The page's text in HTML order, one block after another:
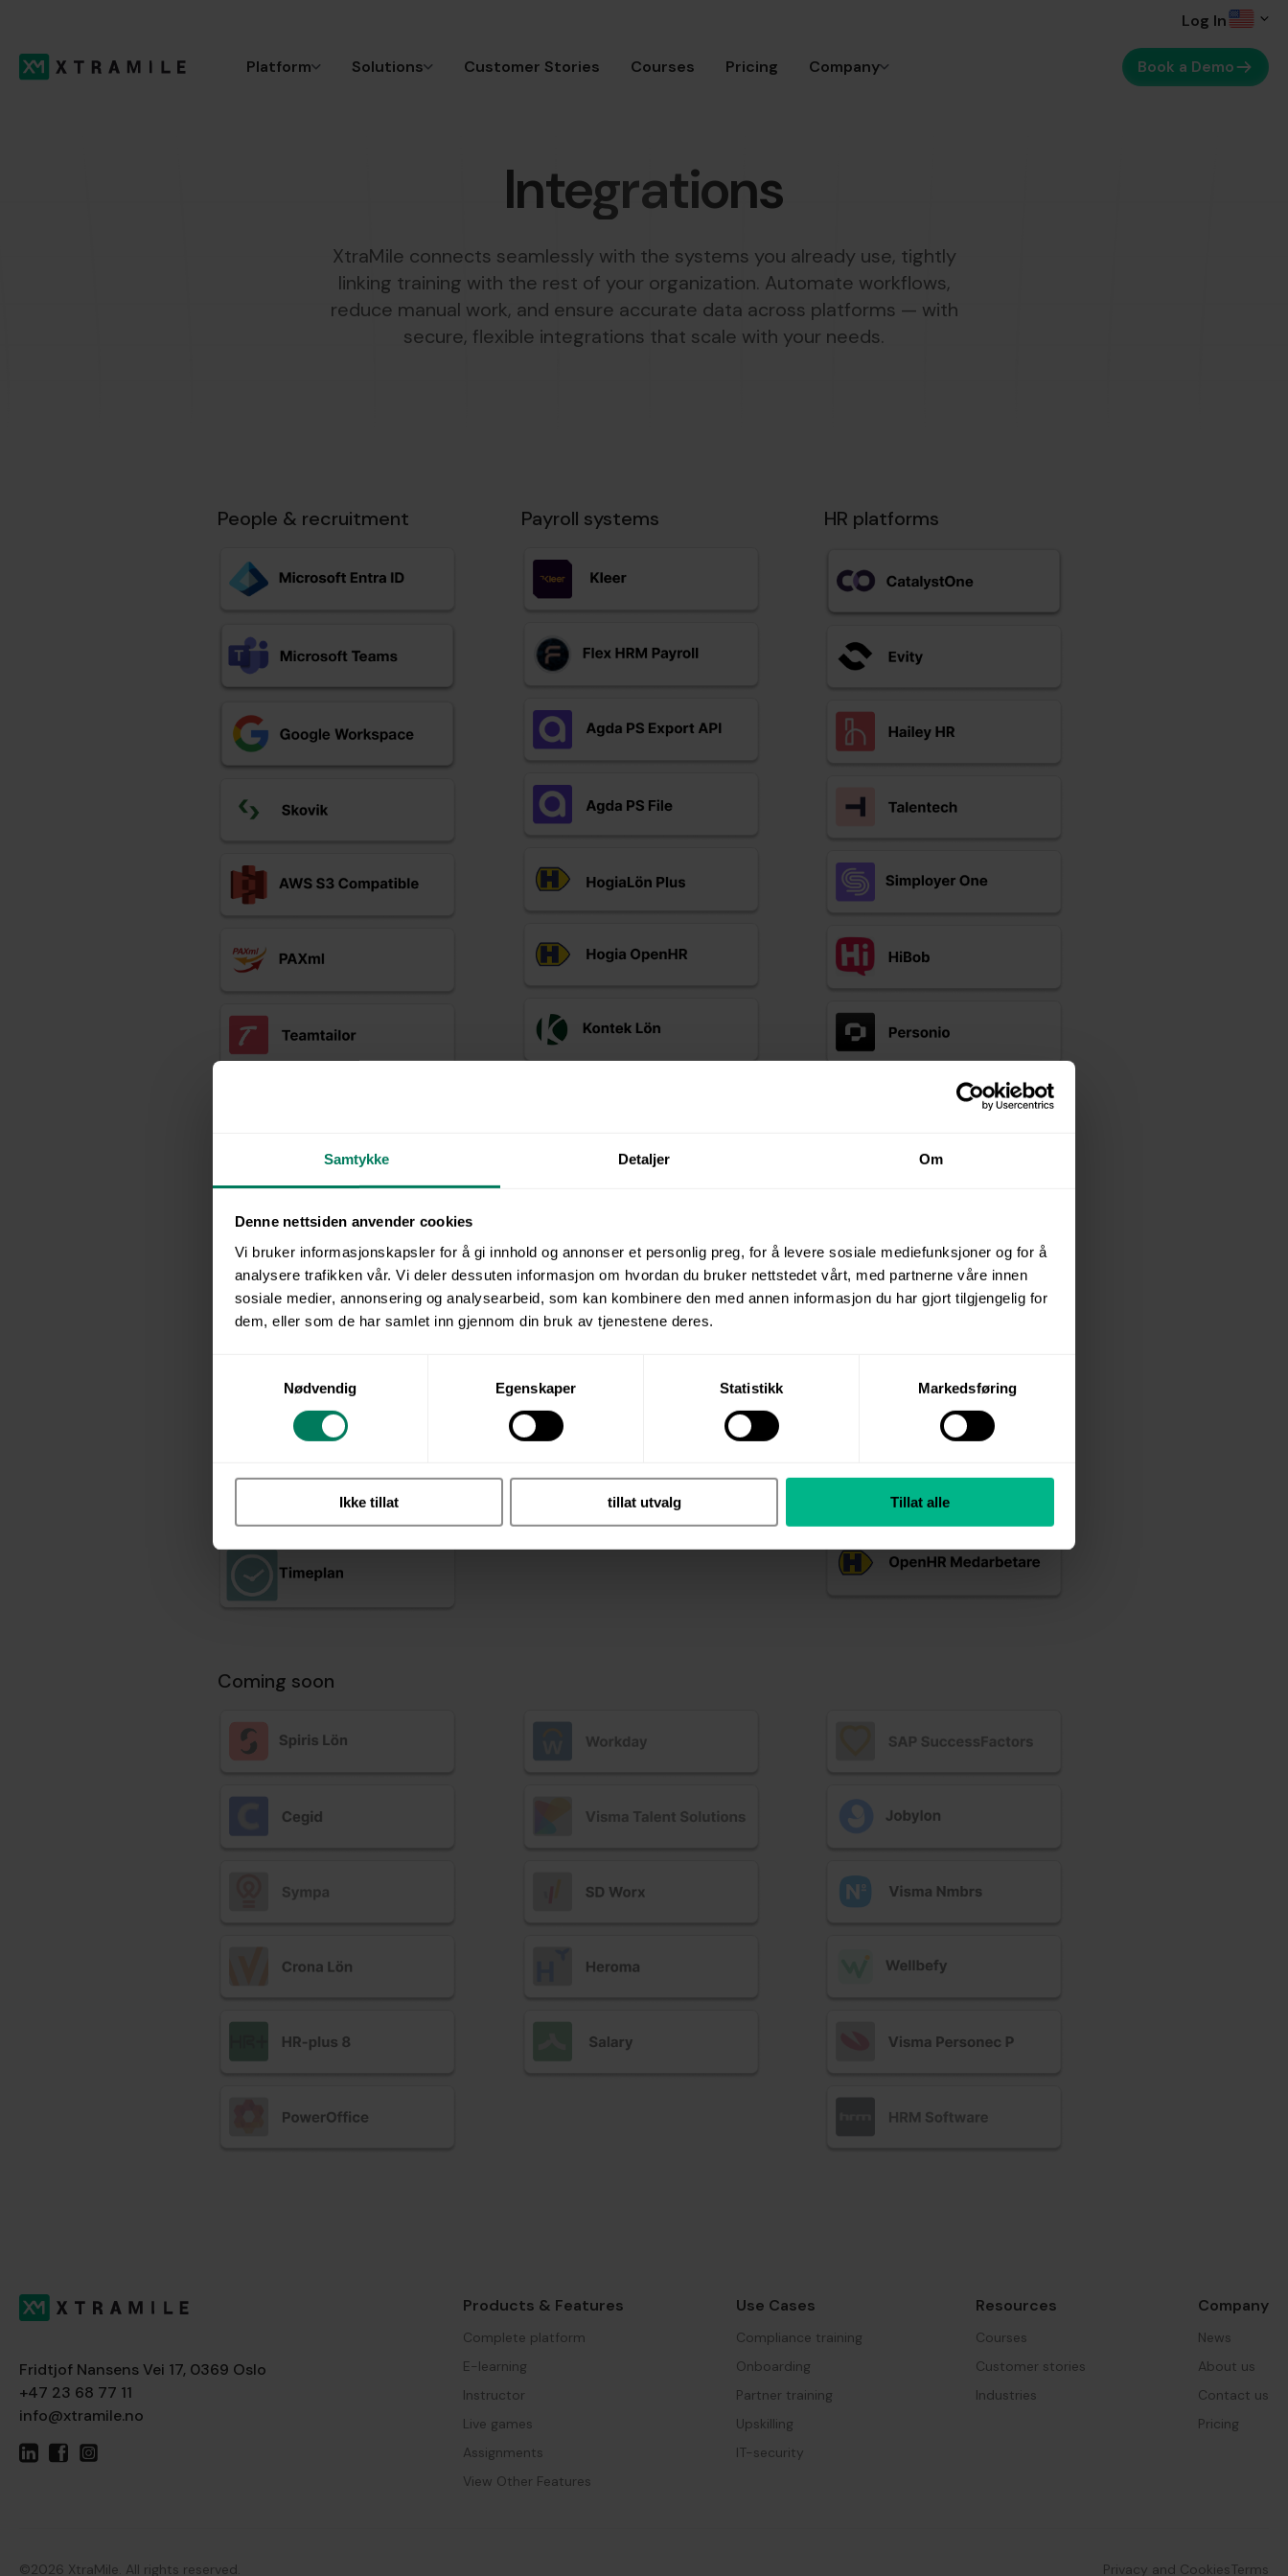
Samtykke Detaljer Om
Denne nettsiden anvender cookies
Vi bruker informasjonskapsler for å gi innhold og annonser et personlig preg, for å levere sosiale mediefunksjoner og for å
analysere trafikken vår. Vi deler dessuten informasjon om hvordan du bruker nettstedet vårt, med partnerne våre innen
sosiale medier, annonsering og analysearbeid, som kan kombinere den med annen informasjon du har gjort tilgjengelig for
dem, eller som de har samlet inn gjennom din bruk av tjenestene deres.
v
Nødvendig Egenskaper Statistikk Markedsføring
Ikke tillat tillat utvalg Tillat alle
Log In
Platform Solutions Customer Stories Courses Pricing Company Book a Demo
Integrations
XtraMile connects seamlessly with the systems you already use, tightly
linking training with the rest of your organization. Automate workflows,
reduce manual work, and ensure accurate data across platforms — with
secure, flexible integrations that scale with your needs.
People & recruitment Payroll systems HR platforms
Coming soon
Fridtjof Nansens Vei 17, 0369 Oslo
+47 23 68 77 11
info@xtramile.no
Products & Features
Complete platform
E-learning
Instructor
Live games
Assignments
View Other Features
Use Cases
Compliance training
Onboarding
Partner training
Upskilling
IT-security
Resources
Courses
Customer stories
Industries
Company
News
About us
Contact us
Pricing
©2026 XtraMile. All rights reserved. Privacy and CookiesTerms